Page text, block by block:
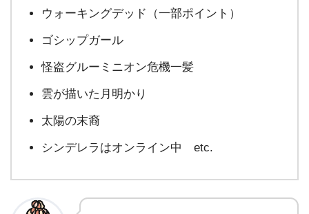
ウォーキングデッド（一部ポイント）
ゴシップガール
怪盗グルーミニオン危機一髪
雲が描いた月明かり
太陽の末裔
シンデレラはオンライン中 etc.